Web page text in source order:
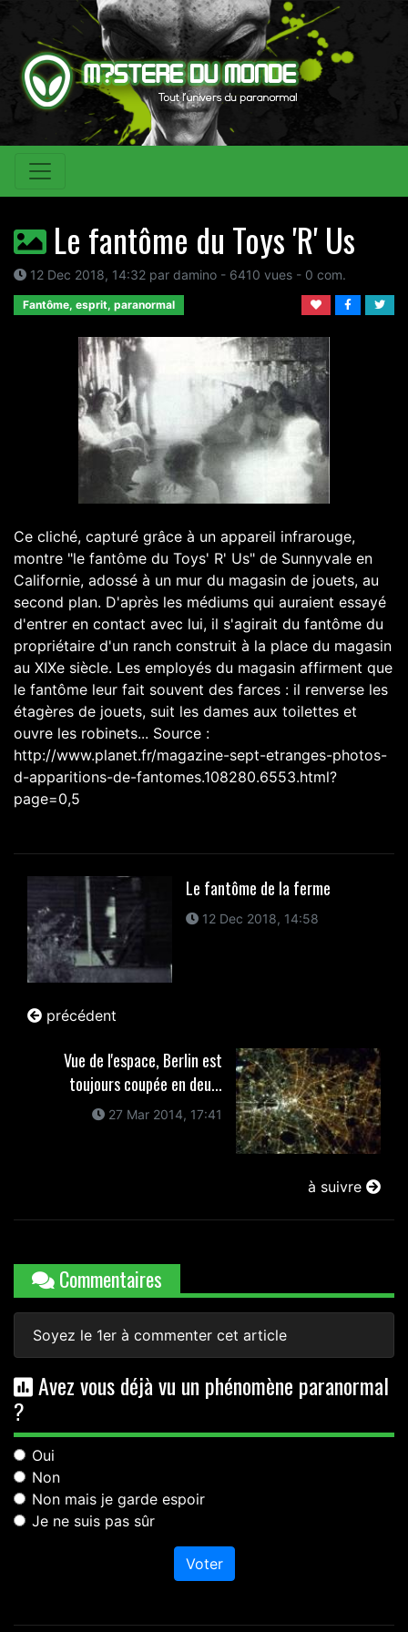
Le fantôme du Toys 'R' Us
12 Dec 2018, 14:32 par damino - 6410 vues - 0 com.
Fantôme, esprit, paranormal
Ce cliché, capturé grâce à un appareil infrarouge,
montre "le fantôme du Toys' R' Us" de Sunnyvale en
Californie, adossé à un mur du magasin de jouets, au
second plan. D'après les médiums qui auraient essayé
d'entrer en contact avec lui, il s'agirait du fantôme du
propriétaire d'un ranch construit à la place du magasin
au XIXe siècle. Les employés du magasin affirment que
le fantôme leur fait souvent des farces : il renverse les
étagères de jouets, suit les dames aux toilettes et
ouvre les robinets... Source :
http://www.planet.fr/magazine-sept-etranges-photos-
d-apparitions-de-fantomes.108280.6553.html?
page=0,5
Le fantôme de la ferme
12 Dec 2018, 14:58
précédent
Vue de l'espace, Berlin est
toujours coupée en deu...
27 Mar 2014, 17:41
à suivre
Commentaires
Soyez le 1er à commenter cet article
Avez vous déjà vu un phénomène paranormal
?
Oui
Non
Non mais je garde espoir
Je ne suis pas sûr
Voter